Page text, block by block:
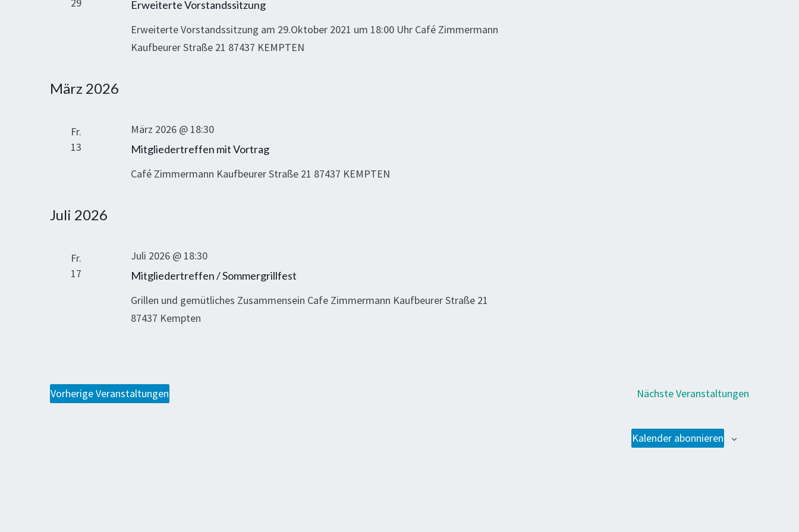
Erweiterte Vorstandssitzung
Erweiterte Vorstandssitzung am 29.Oktober 2021 um 18:00 Uhr Café Zimmermann
Kaufbeurer Straße 21 87437 KEMPTEN
März 2026
Fr.
13
Mitgliedertreffen mit Vortrag
März 2026 @ 18:30
Café Zimmermann Kaufbeurer Straße 21 87437 KEMPTEN
Juli 2026
Fr.
17
Mitgliedertreffen / Sommergrillfest
Juli 2026 @ 18:30
Grillen und gemütliches Zusammensein Cafe Zimmermann Kaufbeurer Straße 21
87437 Kempten
VorherigeVeranstaltungen NächsteVeranstaltungen
Kalender abonnieren